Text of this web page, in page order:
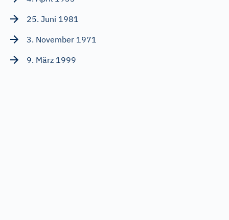
25. Juni 1981
3. November 1971
9. März 1999